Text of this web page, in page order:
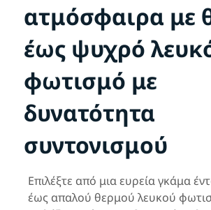
ατμόσφαιρα με
έως ψυχρό
φωτισμό με
δυνατότητα
συντονισμού
Επιλέξτε από μια ευρεία γκάμα
έως απαλού θερμού λευκού